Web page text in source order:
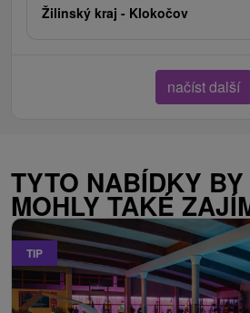
Žilinský kraj - Klokočov
načíst další
TYTO NABÍDKY
MOHLY TAKÉ
TIP